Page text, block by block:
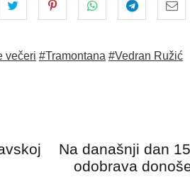
večeri #Tramontana #Vedran Ružić
Na današnji dan
odobrava